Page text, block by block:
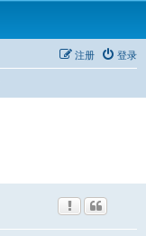
登录
注册